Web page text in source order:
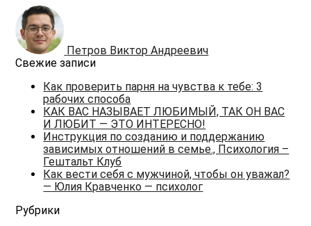
Петров Виктор Андреевич
Свежие записи
Как проверить парня на чувства к тебе: 3
рабочих способа
КАК ВАС НАЗЫВАЕТ ЛЮБИМЫЙ, ТАК ОН ВАС
И ЛЮБИТ — ЭТО ИНТЕРЕСНО!
Инструкция по созданию и поддержанию
зависимых отношений в семье., Психология –
Гештальт Клуб
Как вести себя с мужчиной, чтобы он уважал?
— Юлия Кравченко — психолог
Рубрики